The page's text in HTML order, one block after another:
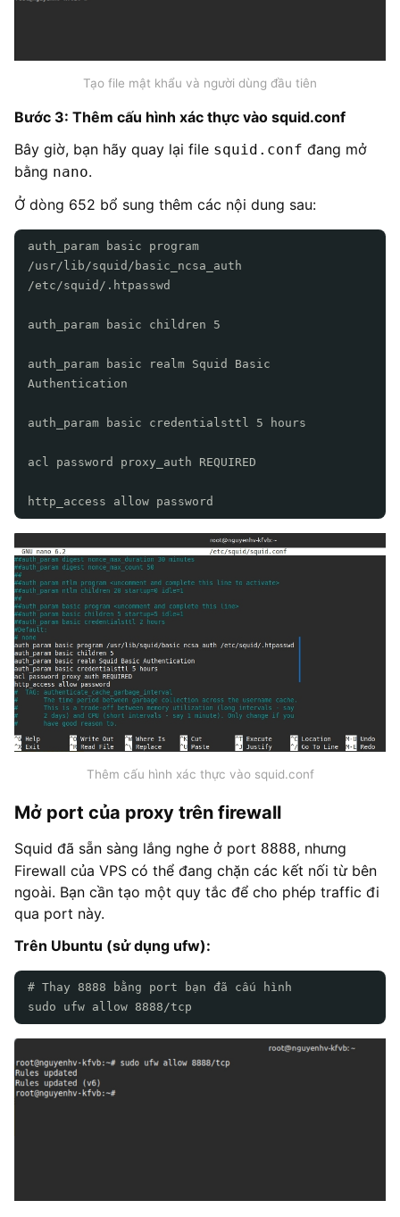
Tạo file mật khẩu và người dùng đầu tiên
Bước 3: Thêm cấu hình xác thực vào squid.conf
Bây giờ, bạn hãy quay lại file squid.conf đang mở
bằng nano.
Ở dòng 652 bổ sung thêm các nội dung sau:
auth_param basic program
/usr/lib/squid/basic_ncsa_auth
/etc/squid/.htpasswd
auth_param basic children 5
auth_param basic realm Squid Basic
Authentication
auth_param basic credentialsttl 5 hours
acl password proxy_auth REQUIRED
http_access allow password
Thêm cấu hình xác thực vào squid.conf
Mở port của proxy trên firewall
Squid đã sẵn sàng lắng nghe ở port 8888, nhưng
Firewall của VPS có thể đang chặn các kết nối từ bên
ngoài. Bạn cần tạo một quy tắc để cho phép traffic đi
qua port này.
Trên Ubuntu (sử dụng ufw):
# Thay 8888 bằng port bạn đã cấu hình
sudo ufw allow 8888/tcp